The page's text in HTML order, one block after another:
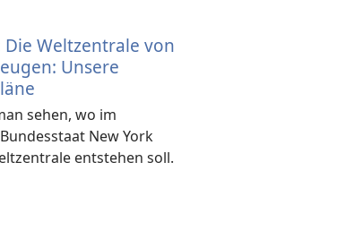
Die Weltzentrale von
Unsere
sehen, wo im
New York
entstehen soll.